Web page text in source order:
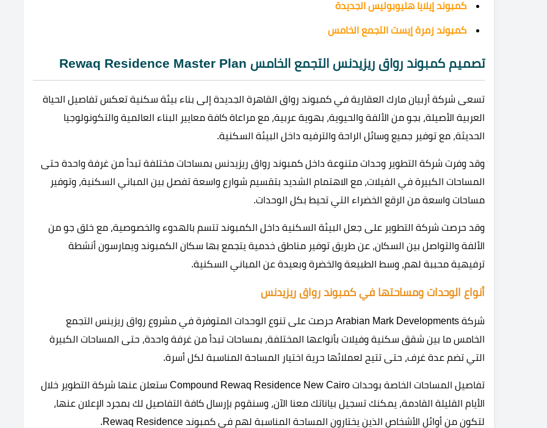
كمبوند إيلايا هليوبوليس الجديدة
كمبوند زمرة إيست التجمع الخامس
تصميم كمبوند رواق ريزيدنس التجمع الخامس Rewaq Residence Master Plan
تسعى شركة أربيان مارك العقارية في كمبوند رواق القاهرة الجديدة إلى بناء بيئة سكنية تعكس تفاصيل الحياة
العربية الأصيلة، بجو من الألفة والحيوية، بهوية عربية، مع مراعاة كافة معايير البناء العالمية والتكونولوجيا
الحديثة، مع توفير جميع وسائل الراحة والترفيه داخل البيئة السكنية.
وقد وفرت شركة التطوير وحدات متنوعة داخل كمبوند رواق ريزيدنس بمساحات مختلفة تبدأ من غرفة واحدة حتى
المساحات الكبيرة في الفيلات، مع الاهتمام الشديد بتقسيم شوارع واسعة تفصل بين المباني السكنية، وتوفير
مساحات واسعة من الرقع الخضراء التي تحيط بكل الوحدات.
وقد حرصت شركة التطوير على جعل البيئة السكنية داخل الكمبوند تتسم بالهدوء والخصوصية، مع خلق جو من
الألفة والتواصل بين السكان، عن طريق توفير مناطق خدمية يتجمع بها سكان الكمبوند ويمارسون أنشطة
ترفيهية محببة لهم، وسط الطبيعة والخضرة وبعيدة عن المباني السكنية.
أنواع الوحدات ومساحتها في كمبوند رواق ريزيدنس
شركة Arabian Mark Developments حرصت على تنوع الوحدات المتوفرة في مشروع رواق ريزينس التجمع
الخامس ما بين شقق سكنية وفيلات بأنواعها المختلفة، بمساحات تبدأ من غرفة واحدة، حتى المساحات الكبيرة
التي تضم عدة غرف، حتى تتيح لعملائها حرية اختيار المساحة المناسبة لكل أسرة.
تفاصيل المساحات الخاصة بوحدات Compound Rewaq Residence New Cairo ستعلن عنها شركة التطوير خلال
الأيام القليلة القادمة، يمكنك تسجيل بياناتك معنا الآن، وسنقوم بإرسال كافة التفاصيل لك بمجرد الإعلان عنها،
لتكون من أوائل الأشخاص الذين يختارون المساحة المناسبة لهم في كمبوند Rewaq Residence.